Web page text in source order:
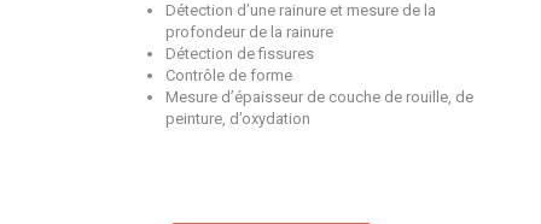
Détection d’une rainure et mesure de la
profondeur de la rainure
Détection de fissures
Contrôle de forme
Mesure d’épaisseur de couche de rouille, de
peinture, d’oxydation